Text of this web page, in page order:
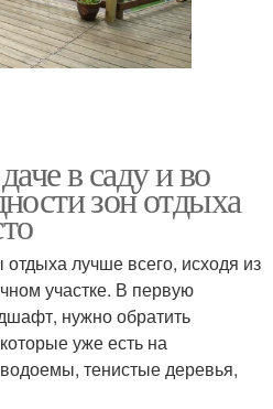
в саду и во
зон отдыха
лучше всего, исходя из
участке. В первую
нужно обратить
уже есть на
тенистые деревья,